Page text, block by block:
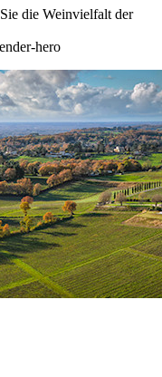
die Weinvielfalt der